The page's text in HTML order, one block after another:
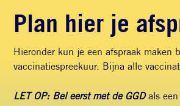
Plan hier je
Hieronder kun je een afspraak maken
vaccinatiespreekuur. Bijna alle
LET OP: Bel eerst met de GGDals een